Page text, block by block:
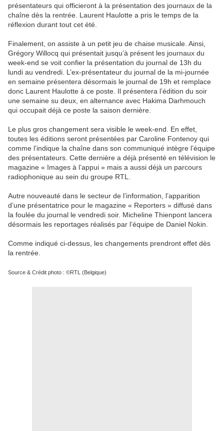
présentateurs qui officieront à la présentation des journaux de la
chaîne dès la rentrée. Laurent Haulotte a pris le temps de la
réflexion durant tout cet été.
Finalement, on assiste à un petit jeu de chaise musicale. Ainsi,
Grégory Willocq qui présentait jusqu’à présent les journaux du
week-end se voit confier la présentation du journal de 13h du
lundi au vendredi. L’ex-présentateur du journal de la mi-journée
en semaine présentera désormais le journal de 19h et remplace
donc Laurent Haulotte à ce poste. Il présentera l’édition du soir
une semaine su deux, en alternance avec Hakima Darhmouch
qui occupait déjà ce poste la saison dernière.
Le plus gros changement sera visible le week-end. En effet,
toutes les éditions seront présentées par Caroline Fontenoy qui
comme l’indique la chaîne dans son communiqué intègre l’équipe
des présentateurs. Cette dernière a déjà présenté en télévision le
magazine « Images à l’appui » mais a aussi déjà un parcours
radiophonique au sein du groupe RTL.
Autre nouveauté dans le secteur de l’information, l’apparition
d’une présentatrice pour le magazine « Reporters » diffusé dans
la foulée du journal le vendredi soir. Micheline Thienpont lancera
désormais les reportages réalisés par l’équipe de Daniel Nokin.
Comme indiqué ci-dessus, les changements prendront effet dès
la rentrée.
Source & Crédit photo : ©RTL (Belgique)